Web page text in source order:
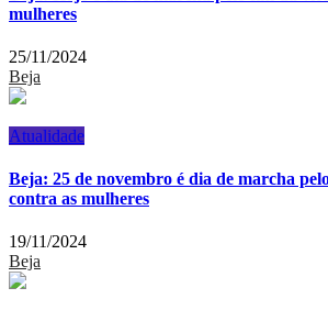
mulheres
25/11/2024
Beja
Atualidade
Beja: 25 de novembro é dia de marcha
contra as mulheres
19/11/2024
Beja